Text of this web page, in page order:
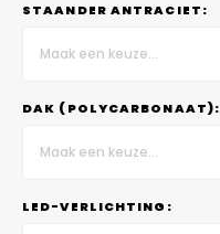
STAANDER ANTRACIET:
Maak een keuze...
DAK (POLYCARBONAAT):
Maak een keuze...
LED-VERLICHTING: